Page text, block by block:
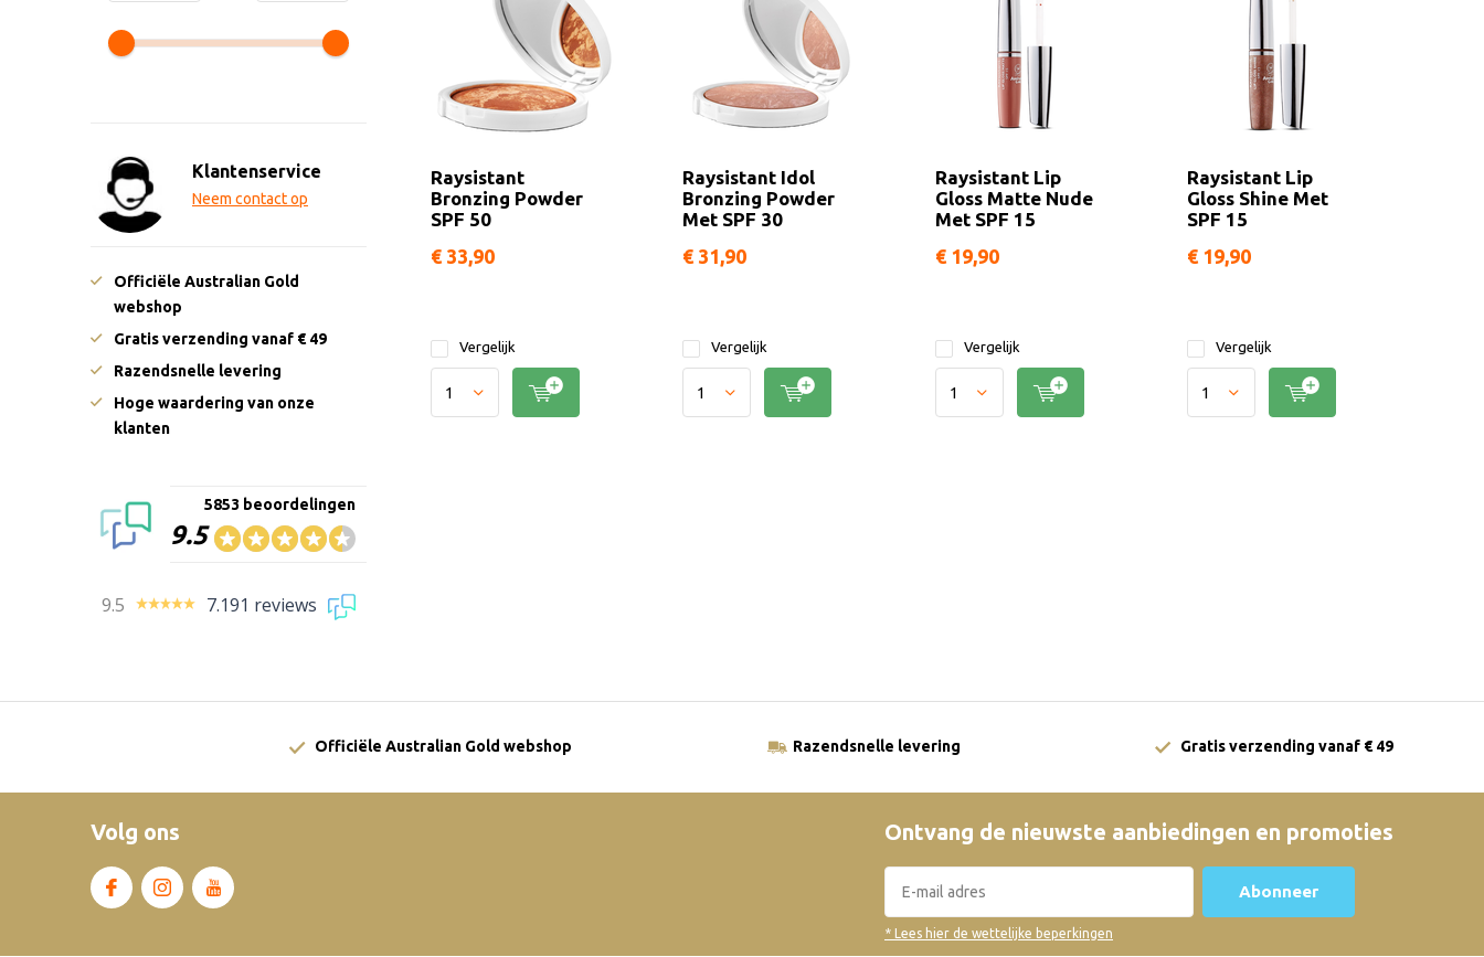
Raysistant
Bronzing Powder
SPF 50
€ 33,90
Vergelijk
Raysistant Idol
Bronzing Powder
Met SPF 30
€ 31,90
Vergelijk
Raysistant Lip
Gloss Matte Nude
Met SPF 15
€ 19,90
Vergelijk
Raysistant Lip
Gloss Shine Met
SPF 15
€ 19,90
Vergelijk
Klantenservice
Neem contact op
Officiële Australian Gold
webshop
Gratis verzending vanaf € 49
Razendsnelle levering
Hoge waardering van onze
klanten
9.5
5853 beoordelingen
9.5 7.191 reviews
Officiële Australian Gold webshop Razendsnelle levering Gratis verzending vanaf € 49
Volg ons Ontvang de nieuwste aanbiedingen en promoties
Abonneer
* Lees hier de wettelijke beperkingen